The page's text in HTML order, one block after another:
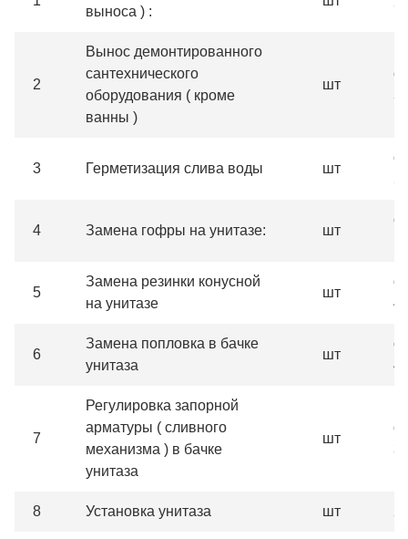
выноса ) :
2
Вынос демонтированного
сантехнического
оборудования ( кроме
ванны )
шт
от
3 Герметизация слива воды шт
от
4 Замена гофры на унитазе: шт
от
5
Замена резинки конусной
на унитазе
шт
от
6
Замена попловка в бачке
унитаза
шт
от
7
Регулировка запорной
арматуры ( сливного
механизма ) в бачке
унитаза
шт
от
8 Установка унитаза шт